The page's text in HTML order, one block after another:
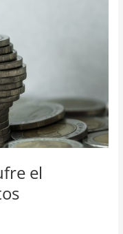
el